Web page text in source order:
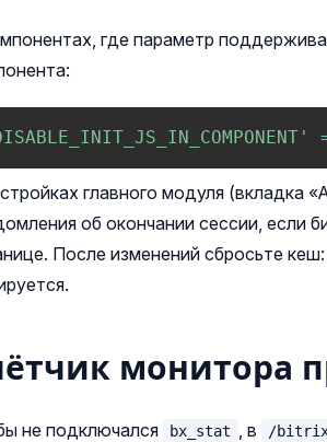
где параметр
главного модуля (вкладка
об окончании сессии, если
После изменений сбросьте
монитора
не подключался bx_stat , в /